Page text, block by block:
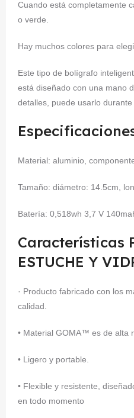
Cuando está completamente
o verde.
Hay muchos colores para
Este tipo de bolígrafo
está diseñado con una mano
detalles, puede usarlo
Material: aluminio,
Tamaño: diámetro: 14.5cm,
Batería: 0,518wh 3,7 V
Características
ESTUCHE Y
· Producto fabricado con los
calidad.
• Material GOMA™ es de alta
• Ligero y portable.
• Flexible y resistente,
en todo momento